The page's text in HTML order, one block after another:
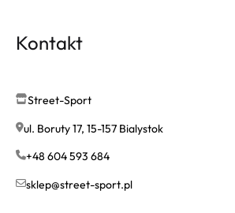
Kontakt
Street-Sport
ul. Boruty 17, 15-157 Bialystok
+48 604 593 684
sklep@street-sport.pl